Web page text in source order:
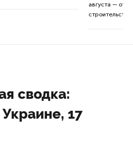
августа — от
сводка:
17